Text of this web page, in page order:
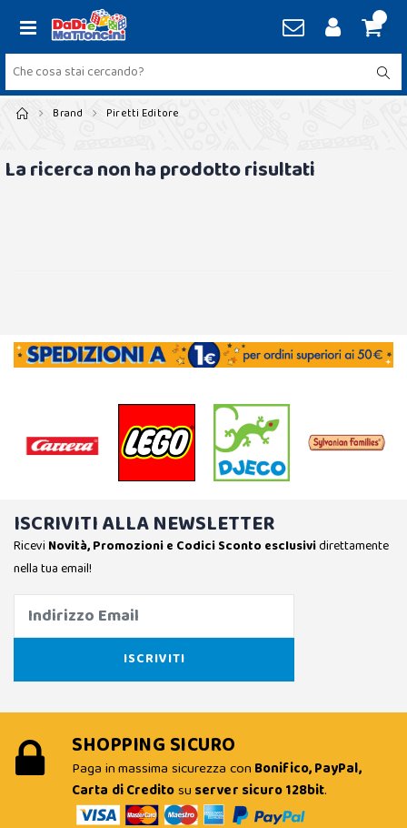
Brand Piretti Editore
La ricerca non ha prodotto risultati
ISCRIVITI ALLA NEWSLETTER
Ricevi Novità, Promozioni e Codici Sconto esclusividirettamente
nella tua email!
SHOPPING SICURO
Paga in massima sicurezza con Bonifico, PayPal,
Carta di Creditosu server sicuro 128bit.